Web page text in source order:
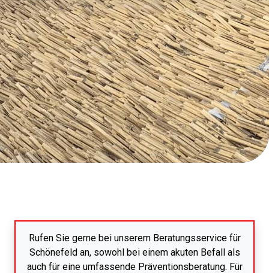
Rufen Sie gerne bei unserem Beratungsservice für
Schönefeld an, sowohl bei einem akuten Befall als
auch für eine umfassende Präventionsberatung. Für